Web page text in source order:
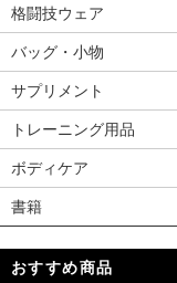
格闘技ウェア
バッグ・小物
サプリメント
トレーニング用品
ボディケア
書籍
おすすめ商品